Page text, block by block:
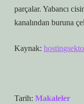
parçalar. Yabancı
kanalından buruna
Kaynak:
Tarih: Makaleler